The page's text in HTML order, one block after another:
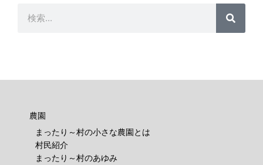
検
農園
まったり～村の小さな農園とは
村民紹介
まったり～村のあゆみ